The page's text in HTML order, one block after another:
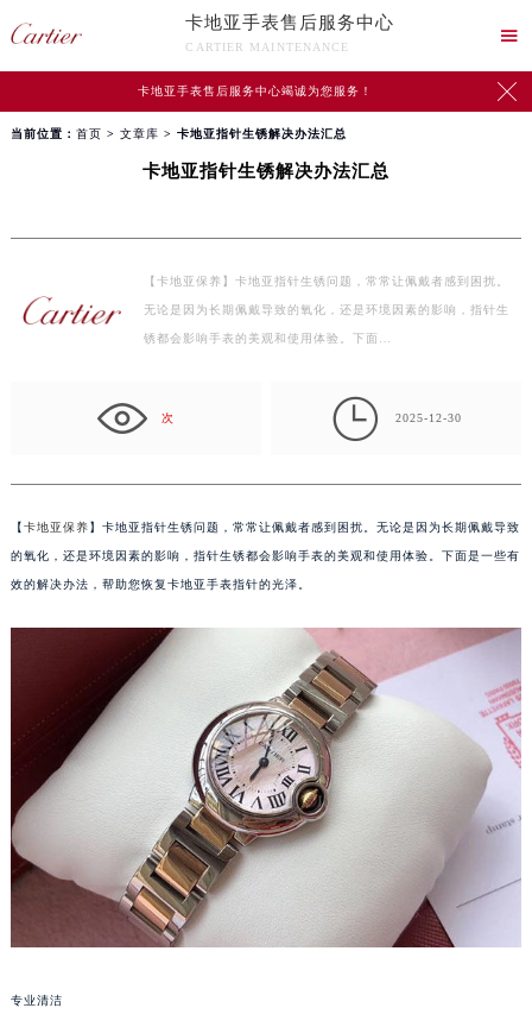
卡地亚手表售后服务中心
CARTIER MAINTENANCE

卡地亚手表售后服务中心竭诚为您服务！ 
当前位置： 首页 > 文章库 > 卡地亚指针生锈解决办法汇总
卡地亚指针生锈解决办法汇总
【卡地亚保养】卡地亚指针生锈问题，常常让佩戴者感到困扰。
无论是因为长期佩戴导致的氧化，还是环境因素的影响，指针生
锈都会影响手表的美观和使用体验。下面…
次  2025-12-30
【卡地亚保养】卡地亚指针生锈问题，常常让佩戴者感到困扰。无论是因为长期佩戴导致
的氧化，还是环境因素的影响，指针生锈都会影响手表的美观和使用体验。下面是一些有
效的解决办法，帮助您恢复卡地亚手表指针的光泽。
专业清洁